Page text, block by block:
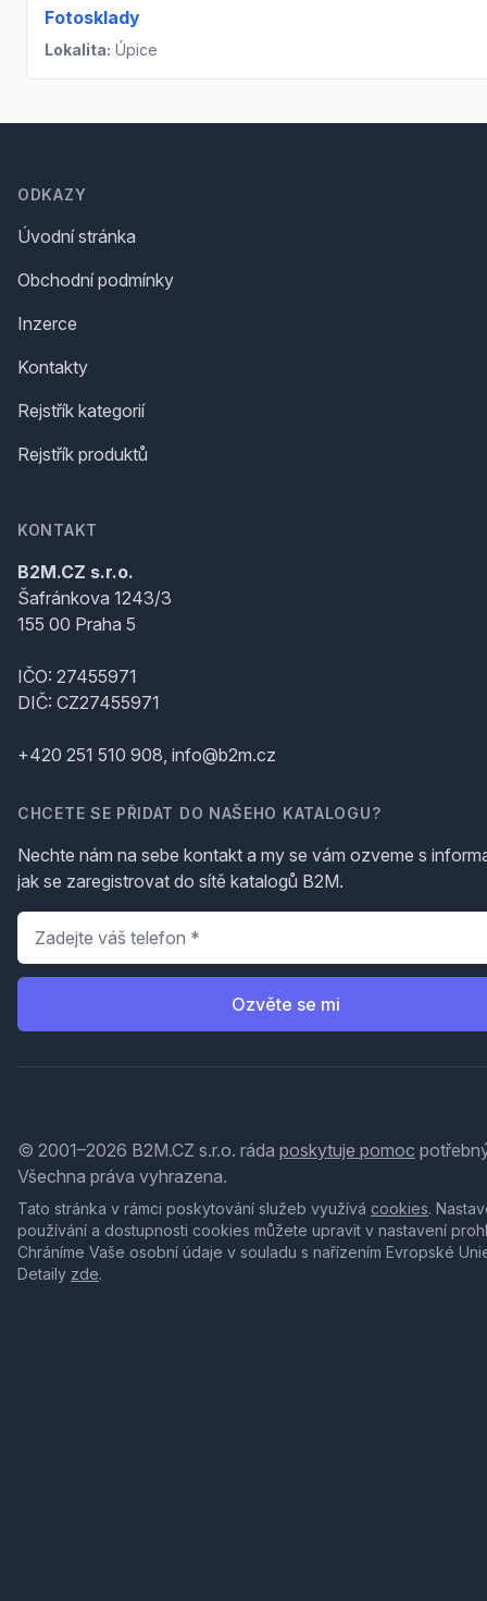
Fotosklady
Lokalita: Úpice
ODKAZY
Úvodní stránka
Obchodní podmínky
Inzerce
Kontakty
Rejstřík kategorií
Rejstřík produktů
KONTAKT
B2M.CZ s.r.o.
Šafránkova 1243/3
155 00 Praha 5
IČO: 27455971
DIČ: CZ27455971
+420 251 510 908, info@b2m.cz
CHCETE SE PŘIDAT DO NAŠEHO KATALOGU?
Nechte nám na sebe kontakt a my se vám ozveme s
jak se zaregistrovat do sítě katalogů B2M.
Telefon
Ozvěte se mi
© 2001–2026 B2M.CZ s.r.o. ráda poskytuje pomoc
Všechna práva vyhrazena.
Tato stránka v rámci poskytování služeb využívá cookies.
používání a dostupnosti cookies můžete upravit v nastavení
Chráníme Vaše osobní údaje v souladu s nařízením Evropské
Detaily zde.